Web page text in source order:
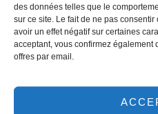
des données telles que le
sur ce site. Le fait de ne pas
avoir un effet négatif sur certaines
acceptant, vous confirmez également
offres par email.
bord inférieur de l’os
de recul du menton (l’os en
Chirurgie menton fuyant
Cette procédure peut se